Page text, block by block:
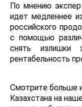
По мнению
идет медленнее
российского
с помощью
снять излишки
рентабельность
Смотрите больше
Казахстана на